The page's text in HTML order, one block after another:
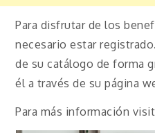
Para disfrutar de los
necesario estar
de su catálogo de forma
él a través de su página
Para más información